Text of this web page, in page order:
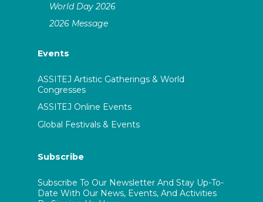
World Day 2026
2026 Message
Events
ASSITEJ Artistic Gatherings & World
Congresses
ASSITEJ Online Events
Global Festivals & Events
Subscribe
Subscribe To Our Newsletter And Stay Up-To-
Date With Our News, Events, And Activities